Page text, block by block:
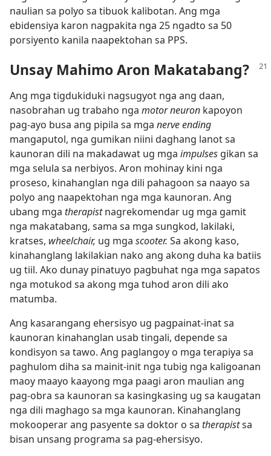
naulian sa polyo sa tibuok kalibotan. Ang mga
ebidensiya karon nagpakita nga 25 ngadto sa 50
porsiyento kanila naapektohan sa PPS.
Unsay Mahimo Aron Makatabang?
Ang mga tigdukiduki nagsugyot nga ang daan,
nasobrahan ug trabaho nga motor neuron kapoyon
pag-ayo busa ang pipila sa mga nerve ending
mangaputol, nga gumikan niini daghang lanot sa
kaunoran dili na makadawat ug mga impulses gikan sa
mga selula sa nerbiyos. Aron mohinay kini nga
proseso, kinahanglan nga dili pahagoon sa naayo sa
polyo ang naapektohan nga mga kaunoran. Ang
ubang mga therapistnagrekomendar ug mga gamit
nga makatabang, sama sa mga sungkod, lakilaki,
kratses, wheelchair, ug mga scooter. Sa akong kaso,
kinahanglang lakilakian nako ang akong duha ka batiis
ug tiil. Ako dunay pinatuyo pagbuhat nga mga sapatos
nga motukod sa akong mga tuhod aron dili ako
matumba.
Ang kasarangang ehersisyo ug pagpainat-inat sa
kaunoran kinahanglan usab tingali, depende sa
kondisyon sa tawo. Ang paglangoy o mga terapiya sa
paghulom diha sa mainit-init nga tubig nga kaligoanan
maoy maayo kaayong mga paagi aron maulian ang
pag-obra sa kaunoran sa kasingkasing ug sa kaugatan
nga dili maghago sa mga kaunoran. Kinahanglang
mokooperar ang pasyente sa doktor o sa therapistsa
bisan unsang programa sa pag-ehersisyo.